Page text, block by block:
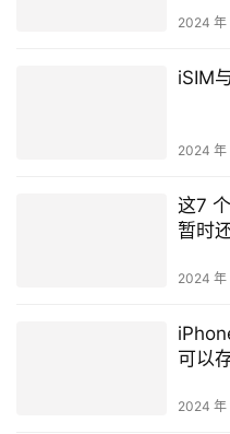
2024 年
iSIM
2024 年
这7
暂时
2024 年
可以
2024 年